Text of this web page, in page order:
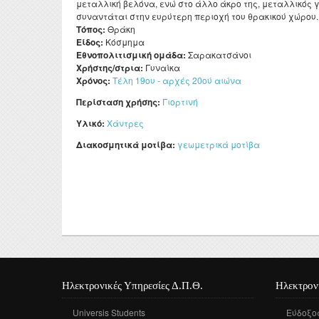
μεταλλική βελόνα, ενώ στο άλλο άκρο της, μεταλλικός
συναντάται στην ευρύτερη περιοχή του θρακικού χώρου.
Τόπος: Θράκη
Είδος: Κόσμημα
Εθνοπολιτισμική ομάδα: Σαρακατσάνοι
Χρήστης/στρια: Γυναίκα
Χρόνος: Τέλη 19ου - αρχές 20ού αιώνα
Περίσταση χρήσης: Γιορτινή
Υλικό: Χάντρες
Διακοσμητικά μοτίβα: γεωμετρικά μοτίβα
Ηλεκτρονικές Υπηρεσίες Δ.Π.Θ.
Universis Students